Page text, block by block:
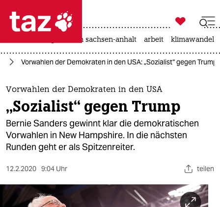
 taz zahl ich
taz zahl ich
themen
politik
öko
gesellschaft
sport

taz zahl ich
landtagswahl in sachsen-anhalt arbeit klimawandel
Vorwahlen der Demokraten in den USA: „Sozialist“ gegen Trump
Vorwahlen der Demokraten in den USA
„Sozialist“ gegen Trump
Bernie Sanders gewinnt klar die demokratischen
Vorwahlen in New Hampshire. In die nächsten
Runden geht er als Spitzenreiter.
12.2.2020 9:04 Uhr teilen